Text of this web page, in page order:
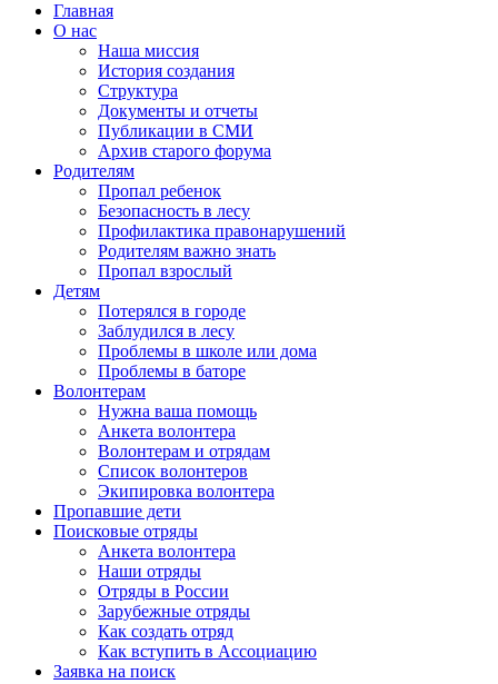
Главная
О нас
Наша миссия
История создания
Структура
Документы и отчеты
Публикации в СМИ
Архив старого форума
Родителям
Пропал ребенок
Безопасность в лесу
Профилактика правонарушений
Родителям важно знать
Пропал взрослый
Детям
Потерялся в городе
Заблудился в лесу
Проблемы в школе или дома
Проблемы в баторе
Волонтерам
Нужна ваша помощь
Анкета волонтера
Волонтерам и отрядам
Список волонтеров
Экипировка волонтера
Пропавшие дети
Поисковые отряды
Анкета волонтера
Наши отряды
Отряды в России
Зарубежные отряды
Как создать отряд
Как вступить в Ассоциацию
Заявка на поиск